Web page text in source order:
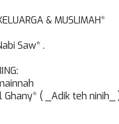
& MUSLIMAH*
Saw* .
Ghany* ( _Adik teh ninih_